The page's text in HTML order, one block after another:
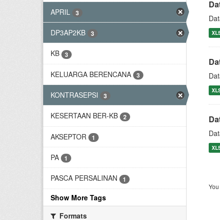
APRIL 3
DP3AP2KB 3
KB 3
KELUARGA BERENCANA 3
KONTRASEPSI 3
KESERTAAN BER-KB 2
AKSEPTOR 1
PA 1
PASCA PERSALINAN 1
Show More Tags
Formats